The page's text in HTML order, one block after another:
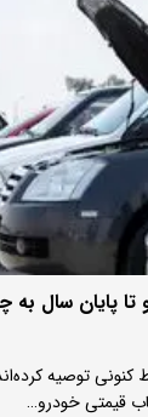
تا پایان سال
کنونی توصیه
قیمتی خودرو…